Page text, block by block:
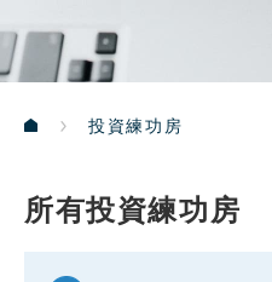
投資練功房
所有投資練功房